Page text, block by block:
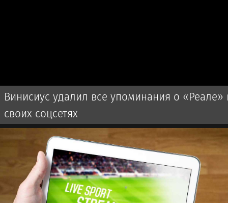
Винисиус удалил все упоминания о «Реале»
своих соцсетях